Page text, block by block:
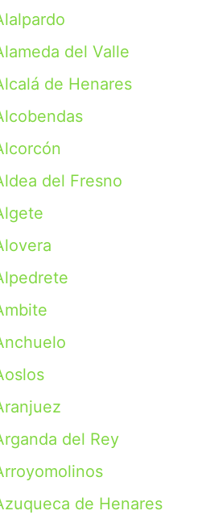
del Valle
de Henares
del Fresno
del Rey
de Henares